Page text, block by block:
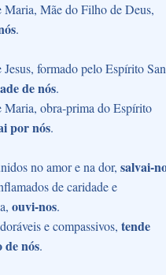
Maria, Mãe do Filho de Deus,
.
Jesus, formado pelo Espírito
de nós.
Maria, obra-prima do Espírito
por nós.
no amor e na dor, salvai-
de caridade e
ouvi-nos.
e compassivos, tende
de nós.